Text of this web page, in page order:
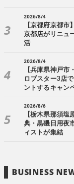
2026/8/4
【京都府京都市
京都店がリニュ
活
2026/8/4
【兵庫県神戸市
ロブスター3店
ントするキャン
2026/8/6
【栃木県那須塩
典・黒磯日用夜
ィストが集結
BUSINESS